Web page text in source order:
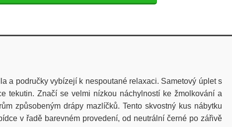
a područky vybízejí k nespoutané relaxaci. Sametový úplet s
tekutin. Značí se velmi nízkou náchylností ke žmolkování a
způsobeným drápy mazlíčků. Tento skvostný kus nábytku
v řadě barevném provedení, od neutrální černé po zářivě